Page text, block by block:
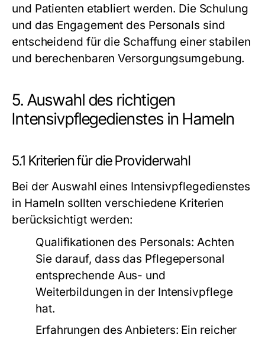
und Patienten etabliert werden. Die Schulung
und das Engagement des Personals sind
entscheidend für die Schaffung einer stabilen
und berechenbaren Versorgungsumgebung.
5. Auswahl des richtigen
Intensivpflegedienstes in Hameln
5.1 Kriterien für die Providerwahl
Bei der Auswahl eines Intensivpflegedienstes
in Hameln sollten verschiedene Kriterien
berücksichtigt werden:
Qualifikationen des Personals: Achten
Sie darauf, dass das Pflegepersonal
entsprechende Aus- und
Weiterbildungen in der Intensivpflege
hat.
Erfahrungen des Anbieters: Ein reicher